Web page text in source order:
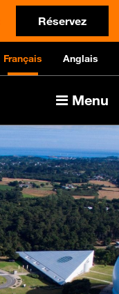
Réservez
Français Anglais
Menu